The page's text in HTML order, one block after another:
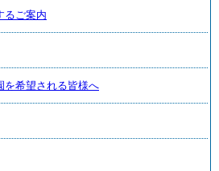
ご案内
を希望される皆様へ